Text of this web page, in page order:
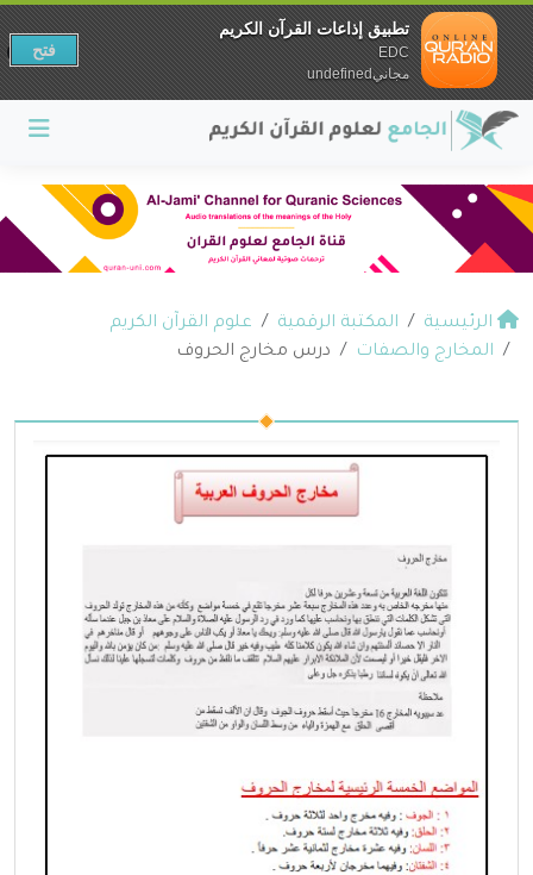
الرئيسية المكتبة الرقمية
علوم القرآن الكريم
المخارج والصفات
درس مخارج الحروف
تطبيق إذاعات القرآن الكريم
EDC
مجانيundefined
فتح